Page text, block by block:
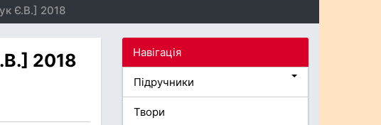
Є.В.] 2018
2018 Навігація
Підручники
Твори